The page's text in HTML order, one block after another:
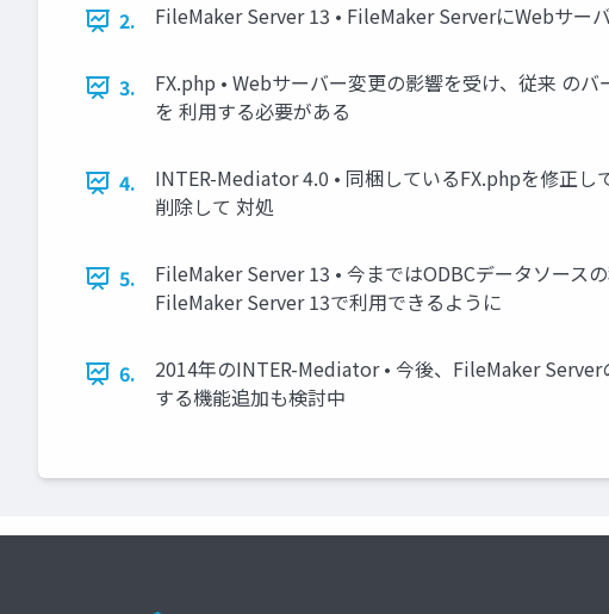
2. FileMaker Server 13 • FileMaker ServerにWebサー
3.
FX.php • Webサーバー変更の影響を受け、従来 の
を 利用する必要がある
4.
INTER-Mediator 4.0 • 同梱しているFX.phpを修正
削除して 対処
5.
FileMaker Server 13 • 今まではODBCデータソース
FileMaker Server 13で利用できるように
6.
2014年のINTER-Mediator • 今後、FileMaker
する機能追加も検討中